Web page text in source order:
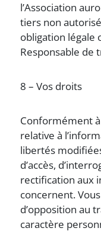
l’Association
tiers non
obligation légale
Responsable de
8 – Vos droits
Conformément
relative à
libertés
d’accès,
rectification aux
concernent.
d’opposition au
caractère